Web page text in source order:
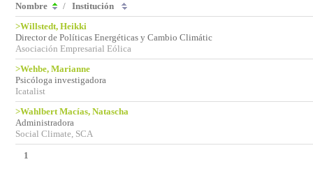
Nombre / Institución
>Willstedt, Heikki
Director de Políticas Energéticas y Cambio Climátic
Asociación Empresarial Eólica
>Wehbe, Marianne
Psicóloga investigadora
Icatalist
>Wahlbert Macías, Natascha
Administradora
Social Climate, SCA
1